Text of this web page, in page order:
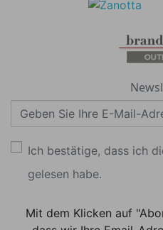
Ich bestätige, dass ich
gelesen habe.
Mit dem Klicken auf